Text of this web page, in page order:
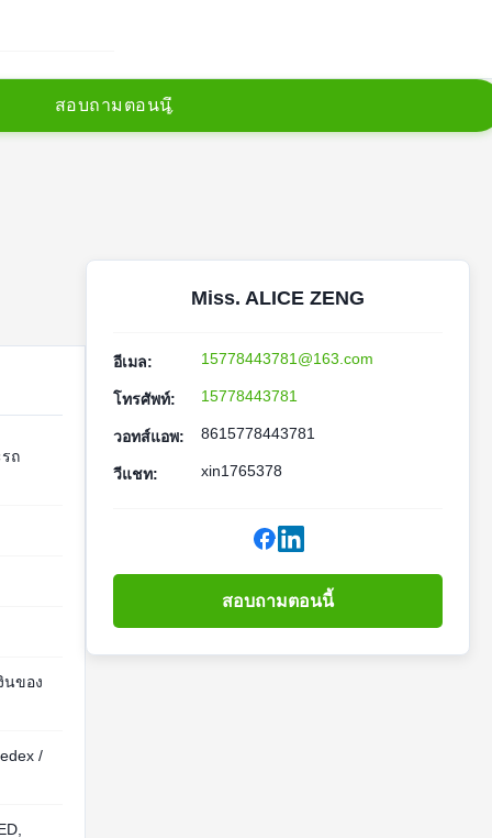
สอบถาม ตอนน
ถ
นของ
/
Miss. ALICE ZENG
อีเมล: 15778443781@163.com
โทรศัพท์: 15778443781
วอทส์แอพ: 8615778443781
วีแชท: xin1765378
สอบถามตอนนี้